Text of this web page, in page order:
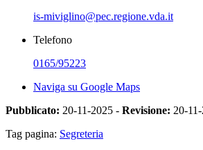
is-miviglino@pec.regione.vda.it
Telefono
0165/95223
Naviga su Google Maps
Pubblicato: 20-11-2025 - Revisione: 20-
Tag pagina: Segreteria